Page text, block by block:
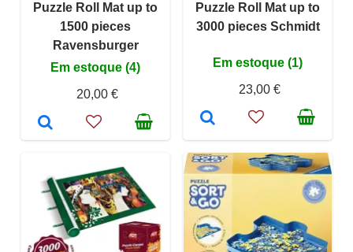
Puzzle Roll Mat up to
1500 pieces
Ravensburger
Em estoque (4)
20,00 €
Puzzle Roll Mat up to
3000 pieces Schmidt
Em estoque (1)
23,00 €